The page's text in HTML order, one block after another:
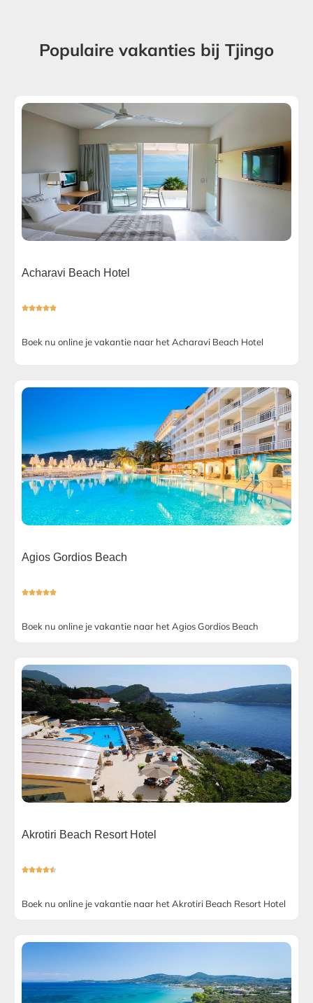
Populaire vakanties bij Tjingo
Acharavi Beach Hotel

Boek nu online je vakantie naar het Acharavi Beach Hotel
Agios Gordios Beach

Boek nu online je vakantie naar het Agios Gordios Beach
Akrotiri Beach Resort Hotel

Boek nu online je vakantie naar het Akrotiri Beach Resort Hotel